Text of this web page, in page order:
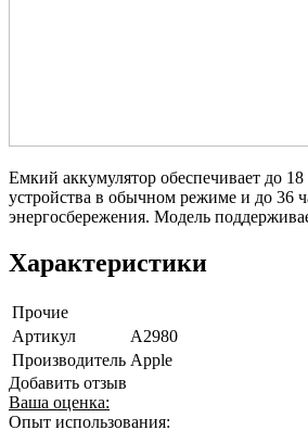
Емкий аккумулятор обеспечивает до
устройства в обычном режиме и до 36
энергосбережения. Модель
Характеристики
Прочие
Артикул
A2980
Производитель Apple
Добавить отзыв
Ваша оценка:
Опыт использования: